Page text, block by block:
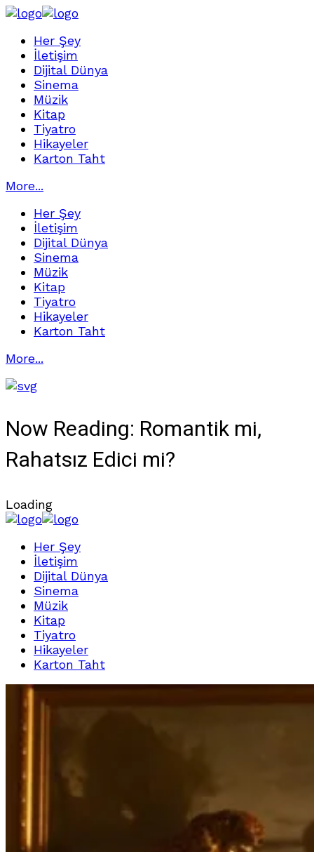
Her Şey
İletişim
Dijital Dünya
Sinema
Müzik
Kitap
Tiyatro
Hikayeler
Karton Taht
More...
Her Şey
İletişim
Dijital Dünya
Sinema
Müzik
Kitap
Tiyatro
Hikayeler
Karton Taht
More...
Now Reading: Romantik mi,
Rahatsız Edici mi?
Loading
Her Şey
İletişim
Dijital Dünya
Sinema
Müzik
Kitap
Tiyatro
Hikayeler
Karton Taht